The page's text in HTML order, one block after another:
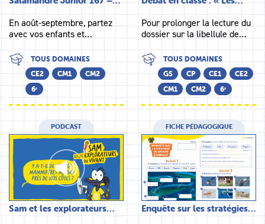
En août-septembre, partez
avec vos enfants et…
TOUS DOMAINES
CE2
CM1
CM2
6ᵉ
Pour prolonger la lecture du
dossier sur la libellule de…
TOUS DOMAINES
GS
CP CE1
CE2
CM1
CM2 6ᵉ
PODCAST
Sam et les explorateurs…
FICHE PÉDAGOGIQUE
Enquête sur les stratégies…